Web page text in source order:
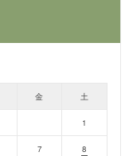
金 土
1
7 8